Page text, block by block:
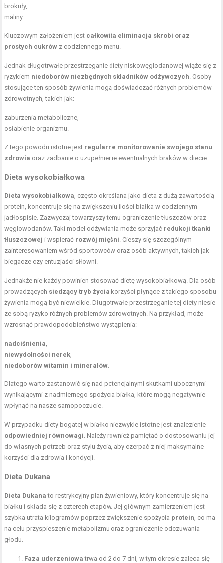
brokuły,
maliny.
Kluczowym założeniem jest całkowita eliminacja skrobi oraz
prostych cukrów z codziennego menu.
Jednak długotrwałe przestrzeganie diety niskowęglodanowej wiąże się z
ryzykiem niedoborów niezbędnych składników odżywczych. Osoby
stosujące ten sposób żywienia mogą doświadczać różnych problemów
zdrowotnych, takich jak:
zaburzenia metaboliczne,
osłabienie organizmu.
Z tego powodu istotne jest regularne monitorowanie swojego stanu
zdrowia oraz zadbanie o uzupełnienie ewentualnych braków w diecie.
Dieta wysokobiałkowa
Dieta wysokobiałkowa, często określana jako dieta z dużą zawartością
protein, koncentruje się na zwiększeniu ilości białka w codziennym
jadłospisie. Zazwyczaj towarzyszy temu ograniczenie tłuszczów oraz
węglowodanów. Taki model odżywiania może sprzyjać redukcji tkanki
tłuszczowej i wspierać rozwój mięśni. Cieszy się szczególnym
zainteresowaniem wśród sportowców oraz osób aktywnych, takich jak
biegacze czy entuzjaści siłowni.
Jednakże nie każdy powinien stosować dietę wysokobiałkową. Dla osób
prowadzących siedzący tryb życia korzyści płynące z takiego sposobu
żywienia mogą być niewielkie. Długotrwałe przestrzeganie tej diety niesie
ze sobą ryzyko różnych problemów zdrowotnych. Na przykład, może
wzrosnąć prawdopodobieństwo wystąpienia:
nadciśnienia,
niewydolności nerek,
niedoborów witamin i minerałów.
Dlatego warto zastanowić się nad potencjalnymi skutkami ubocznymi
wynikającymi z nadmiernego spożycia białka, które mogą negatywnie
wpłynąć na nasze samopoczucie.
W przypadku diety bogatej w białko niezwykle istotne jest znalezienie
odpowiedniej równowagi. Należy również pamiętać o dostosowaniu jej
do własnych potrzeb oraz stylu życia, aby czerpać z niej maksymalne
korzyści dla zdrowia i kondycji.
Dieta Dukana
Dieta Dukana to restrykcyjny plan żywieniowy, który koncentruje się na
białku i składa się z czterech etapów. Jej głównym zamierzeniem jest
szybka utrata kilogramów poprzez zwiększenie spożycia protein, co ma
na celu przyspieszenie metabolizmu oraz ograniczenie odczuwania
głodu.
Faza uderzeniowa trwa od 2 do 7 dni, w tym okresie zaleca się